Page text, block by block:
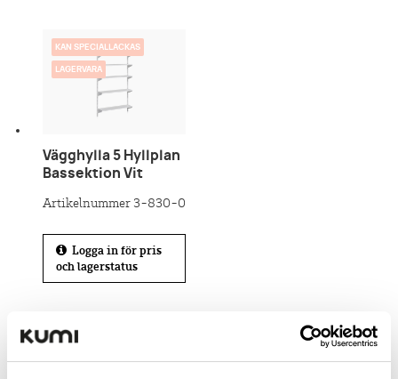
KAN SPECIALLACKAS
LAGERVARA
Vägghylla 5 Hyllplan
Bassektion Vit
Artikelnummer 3-830-0
Logga in för pris
och lagerstatus